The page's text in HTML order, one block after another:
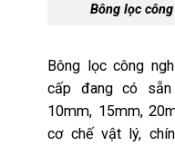
Bông lọc
Bông lọc công
cấp đang có
10mm, 15mm,
cơ chếvật lý,